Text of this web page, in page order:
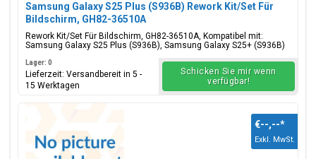
Samsung Galaxy S25 Plus (S936B) Rework Kit/Set Für
Bildschirm, GH82-36510A
Rework Kit/Set Für Bildschirm, GH82-36510A, Kompatibel mit:
Samsung Galaxy S25 Plus (S936B), Samsung Galaxy S25+ (S936B)
Lager: 0
Lieferzeit: Versandbereit in 5 -
15 Werktagen
Schicken Sie mir wenn
verfügbar!
€--,--*
Exkl. MwSt.